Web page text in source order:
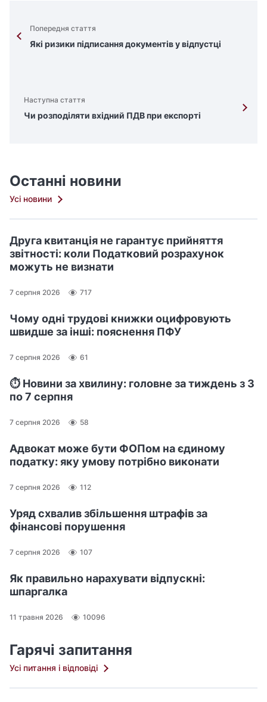
Попередня стаття
Які ризики підписання документів у відпустці
Наступна стаття
Чи розподіляти вхідний ПДВ при експорті
Останні новини
Усі новини
Друга квитанція не гарантує прийняття
звітності: коли Податковий розрахунок
можуть не визнати
7 серпня 2026 717
Чому одні трудові книжки оцифровують
швидше за інші: пояснення ПФУ
7 серпня 2026 61
⏱️ Новини за хвилину: головне за тиждень з 3
по 7 серпня
7 серпня 2026 58
Адвокат може бути ФОПом на єдиному
податку: яку умову потрібно виконати
7 серпня 2026 112
Уряд схвалив збільшення штрафів за
фінансові порушення
7 серпня 2026 107
Як правильно нарахувати відпускні:
шпаргалка
11 травня 2026 10096
Гарячі запитання
Усі питання і відповіді